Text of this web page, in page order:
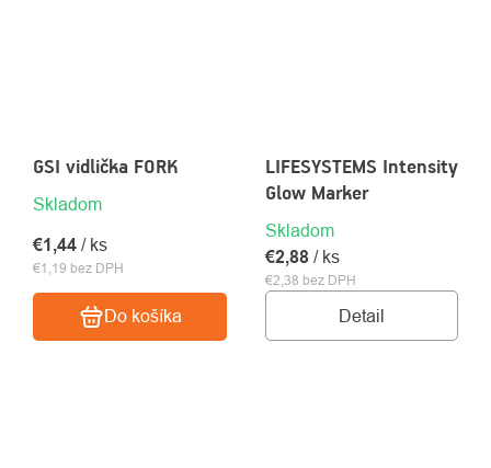
GSI vidlička FORK
Skladom
€1,19 bez DPH
€1,44 / ks
Do košíka
LIFESYSTEMS Intensity
Glow Marker
Skladom
€2,38 bez DPH
€2,88 / ks
Detail